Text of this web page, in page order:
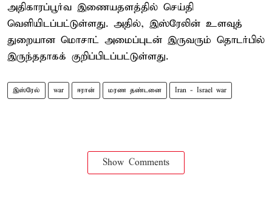
அதிகாரப்பூர்வ இணையதளத்தில் செய்தி
வெளியிடப்பட்டுள்ளது. அதில், இஸ்ரேலின் உளவுத்
துறையான மொசாட் அமைப்புடன் இருவரும் தொடர்பில்
இருந்ததாகக் குறிப்பிடப்பட்டுள்ளது.
இஸ்ரேல் war ஈரான் மரண தண்டனை Iran - Israel war
Show Comments